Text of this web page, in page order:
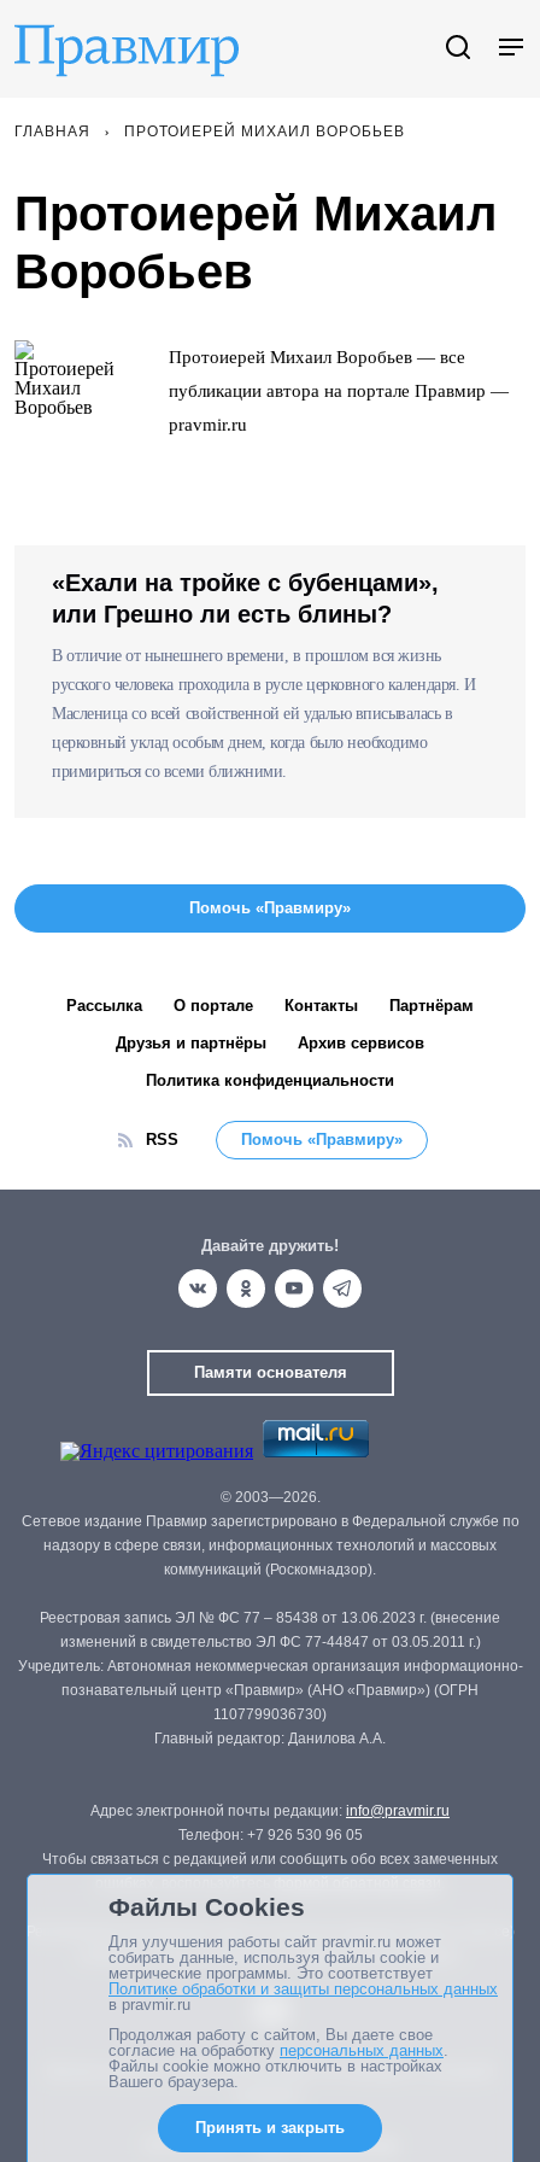
ГЛАВНАЯ ПРОТОИЕРЕЙ МИХАИЛ ВОРОБЬЕВ
Протоиерей Михаил
Воробьев
Протоиерей Михаил Воробьев — все
публикации автора на портале Правмир —
pravmir.ru
«Ехали на тройке с бубенцами»,
или Грешно ли есть блины?
В отличие от нынешнего времени, в прошлом вся жизнь
русского человека проходила в русле церковного календаря. И
Масленица со всей свойственной ей удалью вписывалась в
церковный уклад особым днем, когда было необходимо
примириться со всеми ближними.
Помочь «Правмиру»
Рассылка О портале Контакты Партнёрам
Друзья и партнёры Архив сервисов
Политика конфиденциальности
RSS Помочь «Правмиру»
Давайте дружить!
Памяти основателя
© 2003—2026.
Сетевое издание Правмир зарегистрировано в Федеральной службе по
надзору в сфере связи, информационных технологий и массовых
коммуникаций (Роскомнадзор).
Реестровая запись ЭЛ № ФС 77 – 85438 от 13.06.2023 г. (внесение
изменений в свидетельство ЭЛ ФС 77-44847 от 03.05.2011 г.)
Учредитель: Автономная некоммерческая организация информационно-
познавательный центр «Правмир» (АНО «Правмир») (ОГРН
1107799036730)
Главный редактор: Данилова А.А.
Адрес электронной почты редакции: info@pravmir.ru
Телефон: +7 926 530 96 05
Чтобы связаться с редакцией или сообщить обо всех замеченных
Републикация материалов сайта в печатных изданиях (книгах, прессе)
возможна только с письменного разрешения редакции.
Мнение авторов статей портала может не совпадать с позицией
Дизайн сайта -
Файлы Cookies
Для улучшения работы сайт pravmir.ru может
собирать данные, используя файлы cookie и
метрические программы. Это соответствует
Политике обработки и защиты персональных данных
в pravmir.ru
Продолжая работу с сайтом, Вы даете свое
согласие на обработку персональных данных.
Файлы cookie можно отключить в настройках
Вашего браузера.
Принять и закрыть